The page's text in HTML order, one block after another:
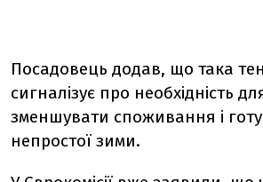
Посадовець додав, що така
сигналізує про необхідність
зменшувати споживання і
непростої зими.